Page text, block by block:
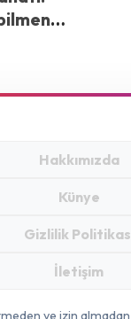
Hakkımızda
Künye
Gizlilik
İletişim
ve izin